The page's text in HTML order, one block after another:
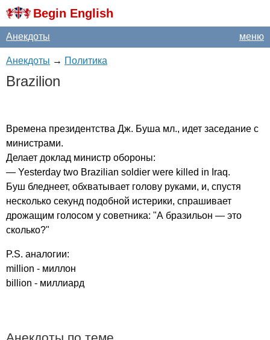
Begin English
меню
Анекдоты
Анекдоты → Политика
Brazilion
Времена президентства Дж. Буша мл., идет заседание с
министрами.
Делает доклад министр обороны:
— Yesterday two Brazilian soldier were killed in Iraq.
Буш бледнеет, обхватывает голову руками, и, спустя
несколько секунд подобной истерики, спрашивает
дрожащим голосом у советника: "А бразильон — это
сколько?"
P.S. аналогии:
million - миллон
billion - миллиард